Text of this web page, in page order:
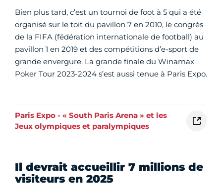
Bien plus tard, c’est un tournoi de foot à 5 qui a été
organisé sur le toit du pavillon 7 en 2010, le congrès
de la FIFA (fédération internationale de football) au
pavillon 1 en 2019 et des compétitions d’e-sport de
grande envergure. La grande finale du Winamax
Poker Tour 2023-2024 s’est aussi tenue à Paris Expo.
Paris Expo - « South Paris Arena » et les
Jeux olympiques et paralympiques
Il devrait accueillir 7 millions de
visiteurs en 2025